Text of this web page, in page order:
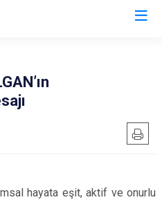
hayata eşit, aktif ve onurlu